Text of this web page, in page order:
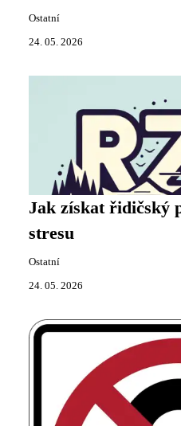
Ostatní
24. 05. 2026
Jak získat řidičský
stresu
Ostatní
24. 05. 2026